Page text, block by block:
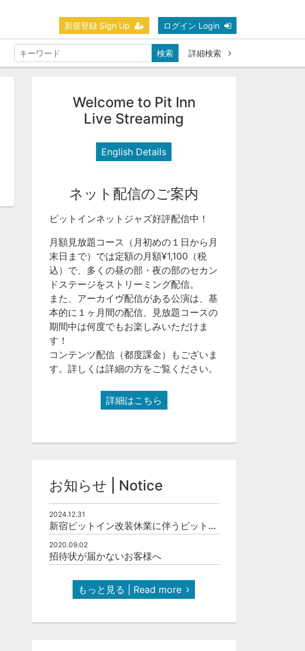
新規登録 Sign Up ログイン Login
検索
詳細検索
Welcome to Pit Inn
Live Streaming
English Details
ネット配信のご案内
ピットインネットジャズ好評配信中！
月額見放題コース（月初めの１日から月
末日まで）では定額の月額¥1,100（税
込）で、多くの昼の部・夜の部のセカン
ドステージをストリーミング配信。
また、アーカイヴ配信がある公演は、基
本的に１ヶ月間の配信、見放題コースの
期間中は何度でもお楽しみいただけま
す！
コンテンツ配信（都度課金）もございま
す。詳しくは詳細の方をご覧ください。
詳細はこちら
お知らせ | Notice
2024.12.31
新宿ピットイン改装休業に伴うピットインネットジャズのご案内
2020.09.02
招待状が届かないお客様へ
もっと見る | Read more